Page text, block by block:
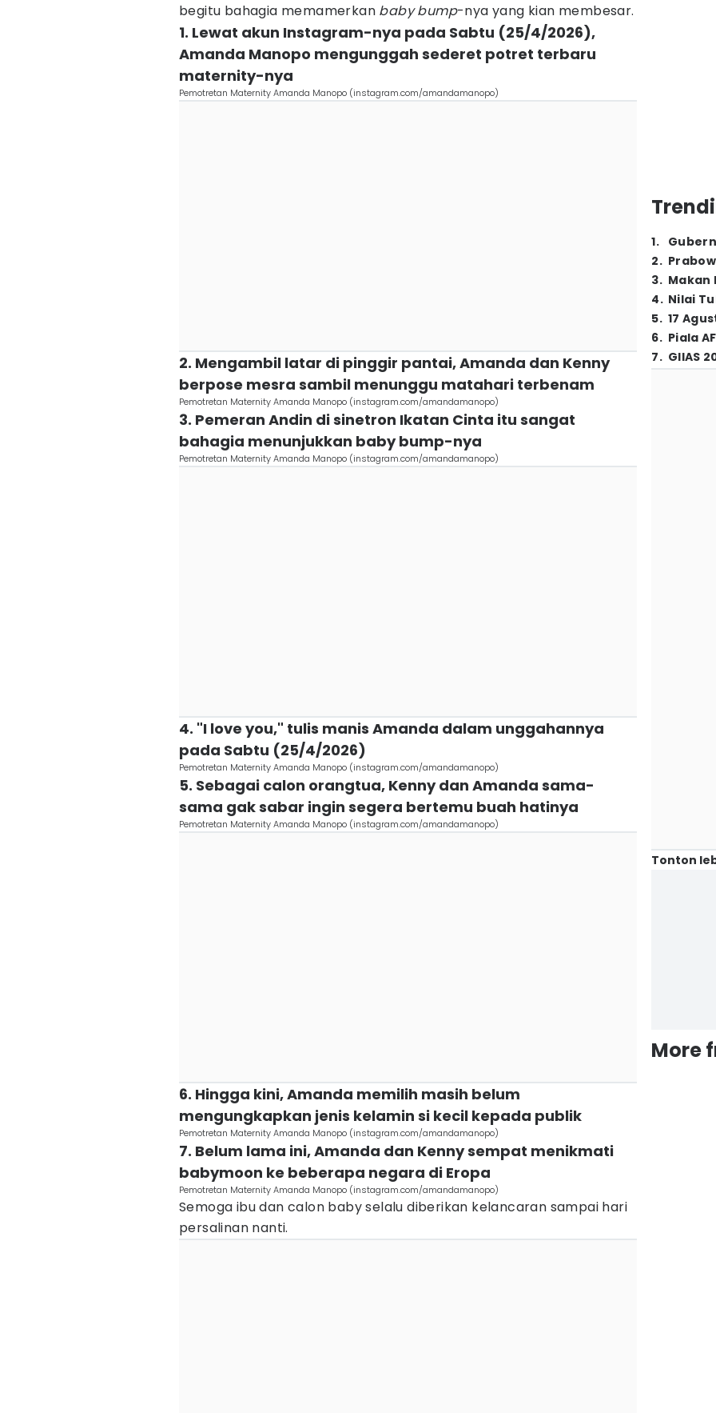
begitu bahagia memamerkan baby bump-nya yang kian membesar.
1. Lewat akun Instagram-nya pada Sabtu (25/4/2026),
Amanda Manopo mengunggah sederet potret terbaru
maternity-nya
Pemotretan Maternity Amanda Manopo (instagram.com/amandamanopo)
2. Mengambil latar di pinggir pantai, Amanda dan Kenny
berpose mesra sambil menunggu matahari terbenam
Pemotretan Maternity Amanda Manopo (instagram.com/amandamanopo)
3. Pemeran Andin di sinetron Ikatan Cinta itu sangat
bahagia menunjukkan baby bump-nya
Pemotretan Maternity Amanda Manopo (instagram.com/amandamanopo)
4. "I love you," tulis manis Amanda dalam unggahannya
pada Sabtu (25/4/2026)
Pemotretan Maternity Amanda Manopo (instagram.com/amandamanopo)
5. Sebagai calon orangtua, Kenny dan Amanda sama-
sama gak sabar ingin segera bertemu buah hatinya
Pemotretan Maternity Amanda Manopo (instagram.com/amandamanopo)
6. Hingga kini, Amanda memilih masih belum
mengungkapkan jenis kelamin si kecil kepada publik
Pemotretan Maternity Amanda Manopo (instagram.com/amandamanopo)
7. Belum lama ini, Amanda dan Kenny sempat menikmati
babymoon ke beberapa negara di Eropa
Pemotretan Maternity Amanda Manopo (instagram.com/amandamanopo)
Semoga ibu dan calon baby selalu diberikan kelancaran sampai hari
persalinan nanti.
1.
2.
3. Makan
4. Nilai
5. 17
6. Piala
7. GIIAS
Tonton
More